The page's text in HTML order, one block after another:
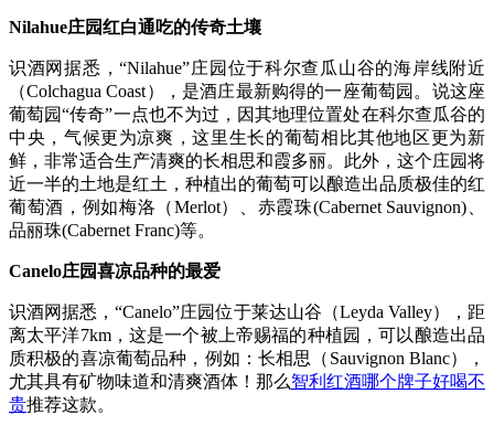
Nilahue庄园红白通吃的传奇土壤
识酒网据悉，“Nilahue”庄园位于科尔查瓜山谷的海岸线附近
（Colchagua Coast），是酒庄最新购得的一座葡萄园。说这座
葡萄园“传奇”一点也不为过，因其地理位置处在科尔查瓜谷的
中央，气候更为凉爽，这里生长的葡萄相比其他地区更为新
鲜，非常适合生产清爽的长相思和霞多丽。此外，这个庄园将
近一半的土地是红土，种植出的葡萄可以酿造出品质极佳的红
葡萄酒，例如梅洛（Merlot）、赤霞珠(Cabernet Sauvignon)、
品丽珠(Cabernet Franc)等。
Canelo庄园喜凉品种的最爱
识酒网据悉，“Canelo”庄园位于莱达山谷（Leyda Valley），距
离太平洋7km，这是一个被上帝赐福的种植园，可以酿造出品
质积极的喜凉葡萄品种，例如：长相思（Sauvignon Blanc），
尤其具有矿物味道和清爽酒体！那么智利红酒哪个牌子好喝不
贵推荐这款。